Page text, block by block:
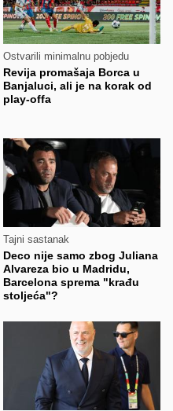
Ostvarili minimalnu pobjedu
Revija promašaja Borca u
Banjaluci, ali je na korak od
play-offa
Tajni sastanak
Deco nije samo zbog Juliana
Alvareza bio u Madridu,
Barcelona sprema "krađu
stoljeća"?